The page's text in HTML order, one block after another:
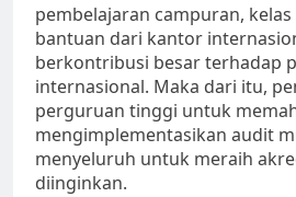
pembelajaran campuran,
bantuan dari kantor
berkontribusi besar terhadap
internasional. Maka dari itu,
perguruan tinggi untuk
mengimplementasikan audit
menyeluruh untuk meraih
diinginkan.